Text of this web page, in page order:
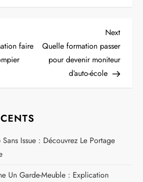
faire
Next
Post
Next
Quelle formation passer
pour devenir moniteur
d’auto-école
Issue : Découvrez Le Portage
Un Garde-Meuble : Explication